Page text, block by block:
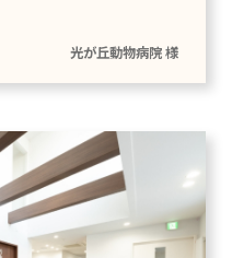
光が丘動物病院 様